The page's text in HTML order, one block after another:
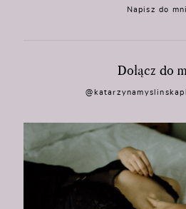
Napisz do
Dołącz do